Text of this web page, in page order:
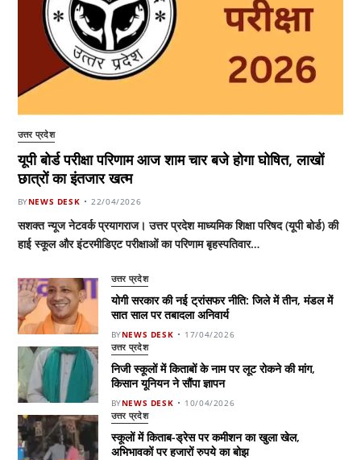
उत्तर प्रदेश
यूपी बोर्ड परीक्षा परिणाम आज शाम चार बजे होगा घोषित, लाखों
छात्रों का इंतजार खत्म
BYNEWS DESK 22/04/2026
सशक्त न्यूज नेटवर्क प्रयागराज। उत्तर प्रदेश माध्यमिक शिक्षा परिषद (यूपी बोर्ड) की
हाई स्कूल और इंटरमीडिएट परीक्षाओं का परिणाम बृहस्पतिवार…
उत्तर प्रदेश
योगी सरकार की नई ट्रांसफर नीति: जिले में तीन, मंडल में
सात साल पर तबादला अनिवार्य
BYNEWS DESK 17/04/2026
उत्तर प्रदेश
निजी स्कूलों में किताबों के नाम पर लूट रोकने की मांग,
किसान यूनियन ने सौंपा ज्ञापन
BYNEWS DESK 10/04/2026
उत्तर प्रदेश
स्कूलों में किताब-ड्रेस पर कमीशन का खुला खेल,
अभिभावकों पर हजारों रुपये का बोझ